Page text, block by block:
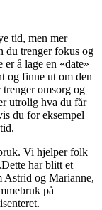
tid, men mer
du trenger fokus og
å lage en «date»
og finne ut om den
omsorg og
utrolig hva du får
du for eksempel
Vi hjelper folk
har blitt et
Astrid og Marianne,
på